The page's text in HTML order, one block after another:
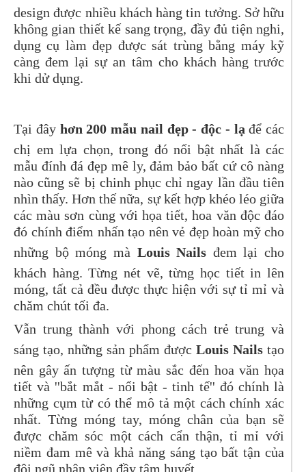
design được nhiều khách hàng tin tưởng. Sở hữu
không gian thiết kế sang trọng, đầy đủ tiện nghi,
dụng cụ làm đẹp được sát trùng bằng máy kỹ
càng đem lại sự an tâm cho khách hàng trước
khi dử dụng.
Tại đây hơn 200 mẫu nail đẹp - độc - lạ để các
chị em lựa chọn, trong đó nổi bật nhất là các
mẫu đính đá đẹp mê ly, đảm bảo bất cứ cô nàng
nào cũng sẽ bị chinh phục chỉ ngay lần đầu tiên
nhìn thấy. Hơn thế nữa, sự kết hợp khéo léo giữa
các màu sơn cùng với họa tiết, hoa văn độc đáo
đó chính điểm nhấn tạo nên vẻ đẹp hoàn mỹ cho
những bộ móng mà Louis Nails đem lại cho
khách hàng. Từng nét vẽ, từng học tiết in lên
móng, tất cả đều được thực hiện với sự tỉ mỉ và
chăm chút tối đa.
Vẫn trung thành với phong cách trẻ trung và
sáng tạo, những sản phẩm được Louis Nails tạo
nên gây ấn tượng từ màu sắc đến hoa văn họa
tiết và ''bắt mắt - nổi bật - tinh tế'' đó chính là
những cụm từ có thể mô tả một cách chính xác
nhất. Từng móng tay, móng chân của bạn sẽ
được chăm sóc một cách cẩn thận, tỉ mỉ với
niềm đam mê và khả năng sáng tạo bất tận của
đội ngũ nhân viên đầy tâm huyết.